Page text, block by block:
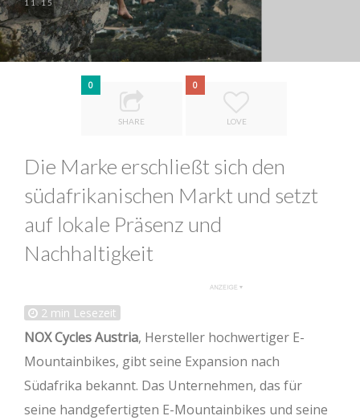
11:15
0
SHARE
0
LOVE
Die Marke erschließt sich den
südafrikanischen Markt und setzt
auf lokale Präsenz und
Nachhaltigkeit
2 min Lesezeit
NOX Cycles Austria, Hersteller hochwertiger E-
Mountainbikes, gibt seine Expansion nach
Südafrika bekannt. Das Unternehmen, das für
seine handgefertigten E-Mountainbikes und seine